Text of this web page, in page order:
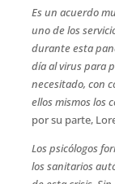
Es un acuerdo
uno de los
durante esta
día al virus para
necesitado, con
ellos mismos los
por su parte,
Los psicólogos
los sanitarios